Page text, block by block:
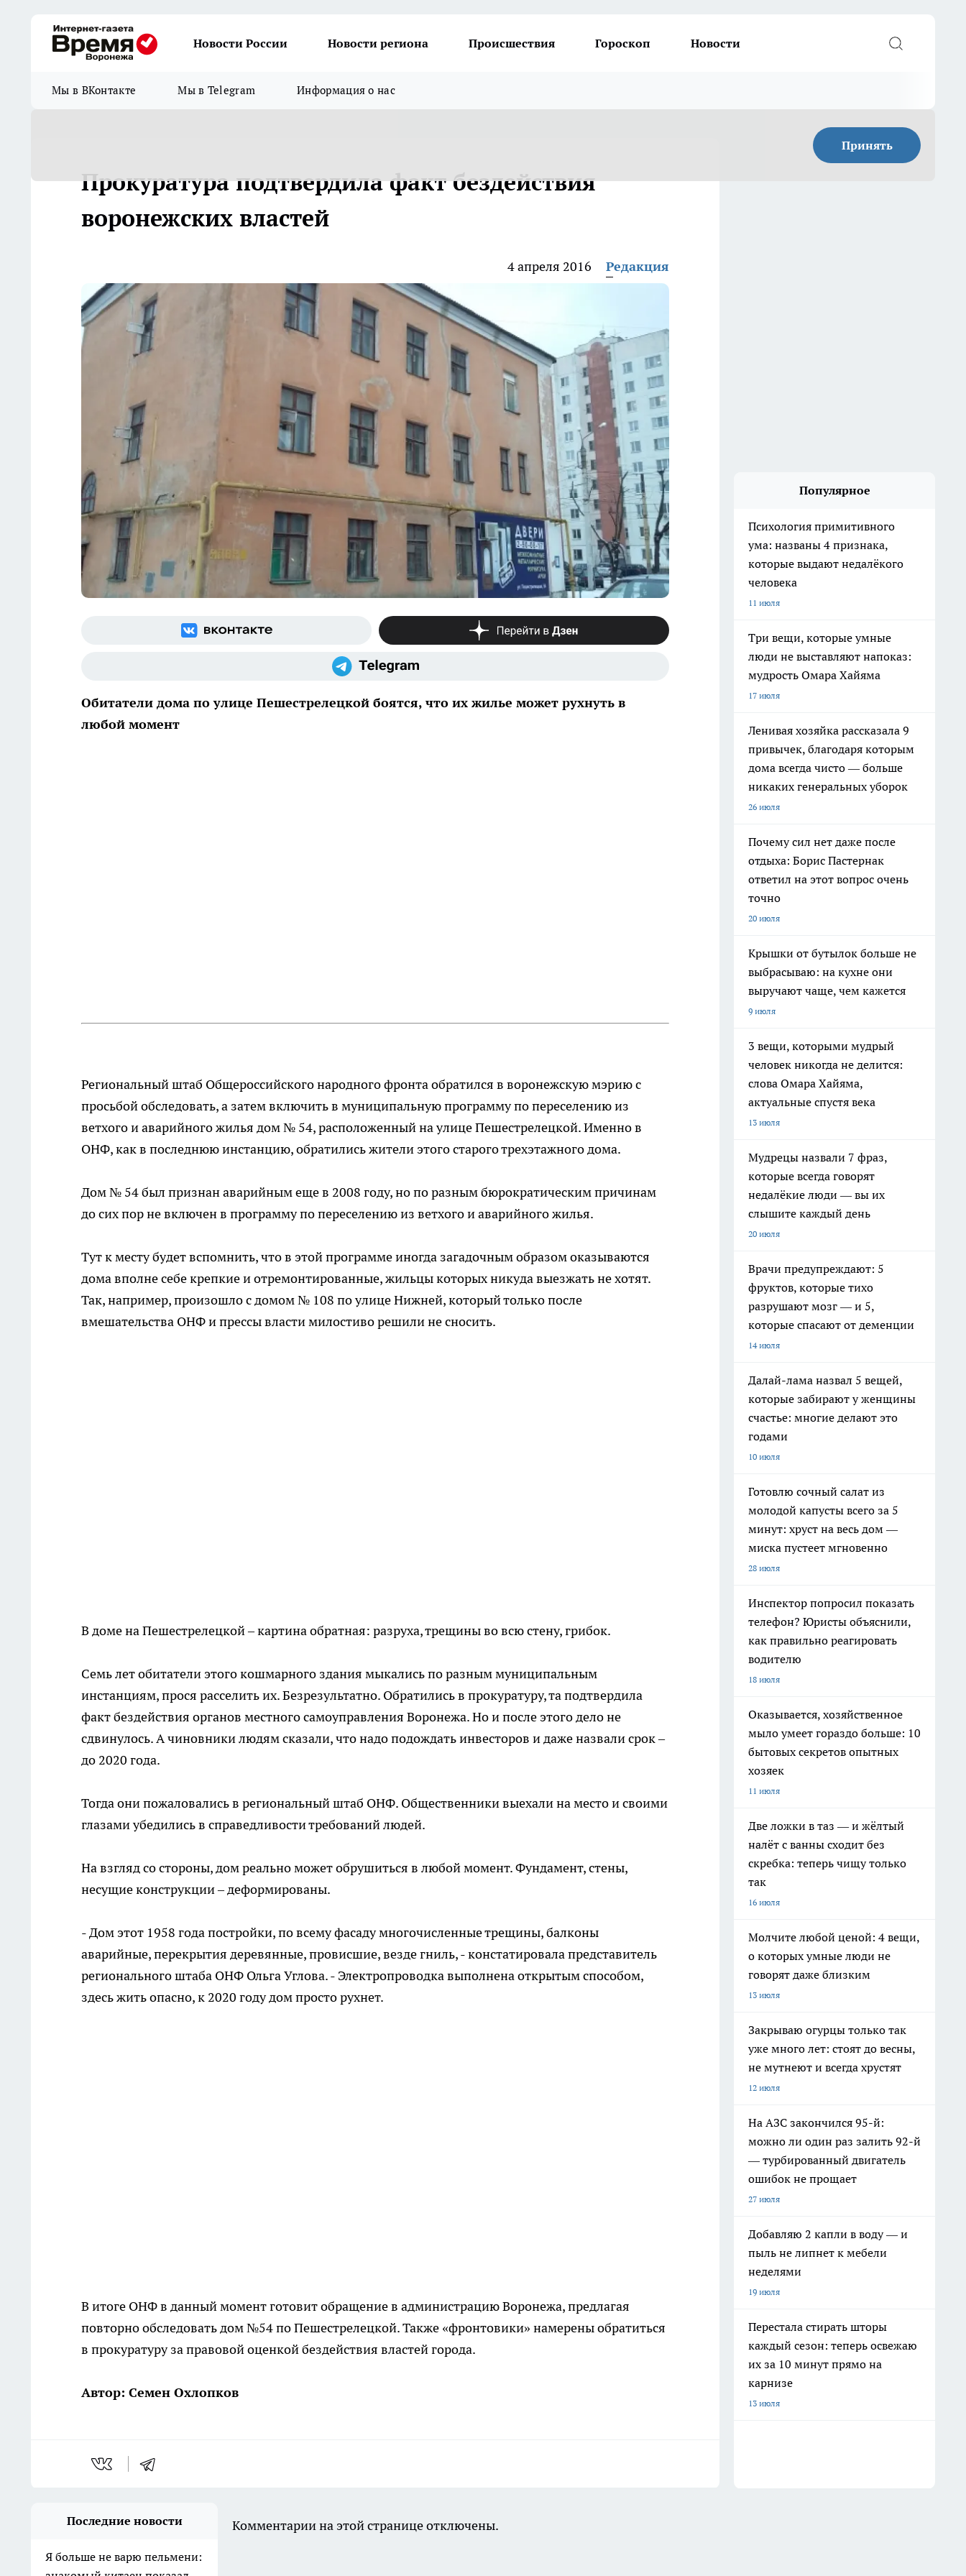
Новости России Новости региона Происшествия Гороскоп Новости
Мы в ВКонтакте Мы в Telegram Информация о нас
Принять
Прокуратура подтвердила факт бездействия
воронежских властей
4 апреля 2016 Редакция
Обитатели дома по улице Пешестрелецкой боятся, что их жилье может рухнуть в
любой момент
Региональный штаб Общероссийского народного фронта обратился в воронежскую мэрию с
просьбой обследовать, а затем включить в муниципальную программу по переселению из
ветхого и аварийного жилья дом № 54, расположенный на улице Пешестрелецкой. Именно в
ОНФ, как в последнюю инстанцию, обратились жители этого старого трехэтажного дома.
Дом № 54 был признан аварийным еще в 2008 году, но по разным бюрократическим причинам
до сих пор не включен в программу по переселению из ветхого и аварийного жилья.
Тут к месту будет вспомнить, что в этой программе иногда загадочным образом оказываются
дома вполне себе крепкие и отремонтированные, жильцы которых никуда выезжать не хотят.
Так, например, произошло с домом № 108 по улице Нижней, который только после
вмешательства ОНФ и прессы власти милостиво решили не сносить.
В доме на Пешестрелецкой – картина обратная: разруха, трещины во всю стену, грибок.
Семь лет обитатели этого кошмарного здания мыкались по разным муниципальным
инстанциям, прося расселить их. Безрезультатно. Обратились в прокуратуру, та подтвердила
факт бездействия органов местного самоуправления Воронежа. Но и после этого дело не
сдвинулось. А чиновники людям сказали, что надо подождать инвесторов и даже назвали срок –
до 2020 года.
Тогда они пожаловались в региональный штаб ОНФ. Общественники выехали на место и своими
глазами убедились в справедливости требований людей.
На взгляд со стороны, дом реально может обрушиться в любой момент. Фундамент, стены,
несущие конструкции – деформированы.
- Дом этот 1958 года постройки, по всему фасаду многочисленные трещины, балконы
аварийные, перекрытия деревянные, провисшие, везде гниль, - констатировала представитель
регионального штаба ОНФ Ольга Углова. - Электропроводка выполнена открытым способом,
здесь жить опасно, к 2020 году дом просто рухнет.
В итоге ОНФ в данный момент готовит обращение в администрацию Воронежа, предлагая
повторно обследовать дом №54 по Пешестрелецкой. Также «фронтовики» намерены обратиться
в прокуратуру за правовой оценкой бездействия властей города.
Автор: Семен Охлопков
Популярное
Психология примитивного
ума: названы 4 признака,
которые выдают недалёкого
человека
11 июля
Три вещи, которые умные
люди не выставляют напоказ:
мудрость Омара Хайяма
17 июля
Ленивая хозяйка рассказала 9
привычек, благодаря которым
дома всегда чисто — больше
никаких генеральных уборок
26 июля
Почему сил нет даже после
отдыха: Борис Пастернак
ответил на этот вопрос очень
точно
20 июля
Крышки от бутылок больше не
выбрасываю: на кухне они
выручают чаще, чем кажется
9 июля
3 вещи, которыми мудрый
человек никогда не делится:
слова Омара Хайяма,
актуальные спустя века
13 июля
Мудрецы назвали 7 фраз,
которые всегда говорят
недалёкие люди — вы их
слышите каждый день
20 июля
Врачи предупреждают: 5
фруктов, которые тихо
разрушают мозг — и 5,
которые спасают от деменции
14 июля
Далай-лама назвал 5 вещей,
которые забирают у женщины
счастье: многие делают это
годами
10 июля
Готовлю сочный салат из
молодой капусты всего за 5
минут: хруст на весь дом —
миска пустеет мгновенно
28 июля
Инспектор попросил показать
телефон? Юристы объяснили,
как правильно реагировать
водителю
18 июля
Оказывается, хозяйственное
мыло умеет гораздо больше: 10
бытовых секретов опытных
хозяек
11 июля
Две ложки в таз — и жёлтый
налёт с ванны сходит без
скребка: теперь чищу только
так
16 июля
Молчите любой ценой: 4 вещи,
о которых умные люди не
говорят даже близким
13 июля
Закрываю огурцы только так
уже много лет: стоят до весны,
не мутнеют и всегда хрустят
12 июля
На АЗС закончился 95-й:
можно ли один раз залить 92-й
— турбированный двигатель
ошибок не прощает
27 июля
Добавляю 2 капли в воду — и
пыль не липнет к мебели
неделями
19 июля
Перестала стирать шторы
каждый сезон: теперь освежаю
их за 10 минут прямо на
карнизе
13 июля
Последние новости
Я больше не варю пельмени:
Комментарии на этой странице отключены.